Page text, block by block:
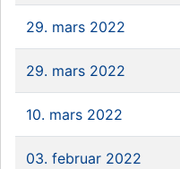
29. mars 2022
29. mars 2022
10. mars 2022
03. februar 2022